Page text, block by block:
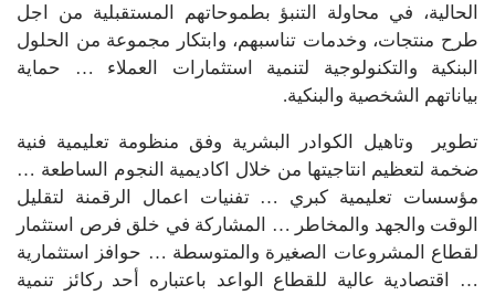
الحالية، في محاولة التنبؤ بطموحاتهم المستقبلية من اجل
طرح منتجات، وخدمات تناسبهم، وابتكار مجموعة من الحلول
البنكية والتكنولوجية لتنمية استثمارات العملاء … حماية
بياناتهم الشخصية والبنكية.
تطوير وتاهيل الكوادر البشرية وفق منظومة تعليمية فنية
ضخمة لتعظيم انتاجيتها من خلال اكاديمية النجوم الساطعة …
مؤسسات تعليمية كبري … تفنيات اعمال الرقمنة لتقليل
الوقت والجهد والمخاطر … المشاركة في خلق فرص استثمار
لقطاع المشروعات الصغيرة والمتوسطة … حوافز استثمارية
… اقتصادية عالية للقطاع الواعد باعتباره أحد ركائز تنمية